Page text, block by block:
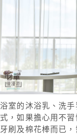
浴室的沐浴乳、洗
式，如果擔心用不
牙刷及棉花棒而已